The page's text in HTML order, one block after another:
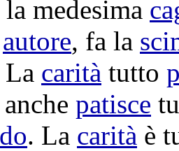
la medesima
autore, fa la
La carità tutto
anche patisce
. La carità è